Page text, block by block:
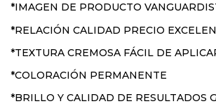
*IMAGEN DE PRODUCTO
*RELACIÓN CALIDAD PRECIO
*TEXTURA CREMOSA FÁCIL DE
*COLORACIÓN PERMANENTE
*BRILLO Y CALIDAD DE RESULTADOS